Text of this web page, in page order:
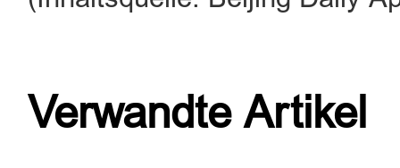
Verwandte Artikel